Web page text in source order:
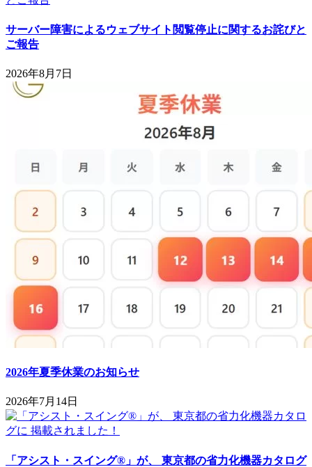
サーバー障害によるウェブサイト閲覧停止に関するお詫びと
ご報告
2026年8月7日
2026年夏季休業のお知らせ
2026年7月14日
「アシスト・スイング®」が、 東京都の省力化機器カタログ